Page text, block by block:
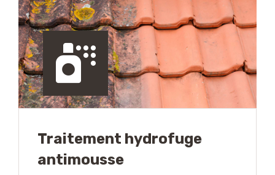
Traitement hydrofuge
antimousse